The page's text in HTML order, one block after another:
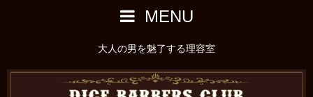
MENU
大人の男を魅了する理容室